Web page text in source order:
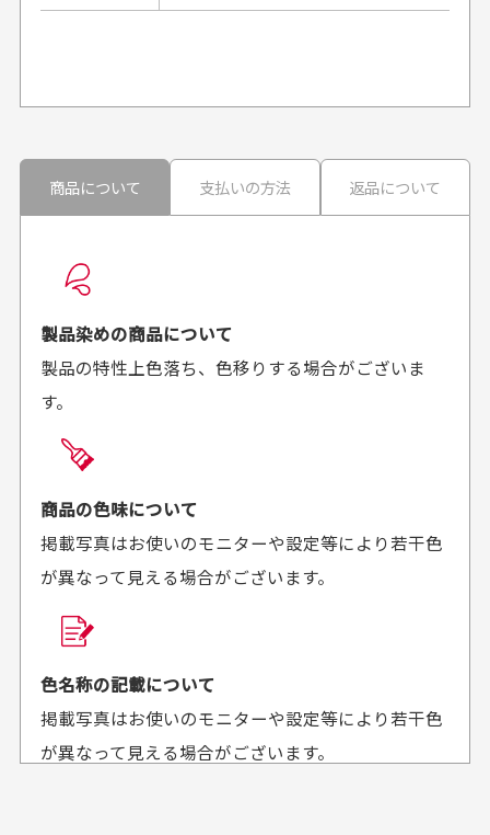
30代男性
良かった！
がとうございます。丁寧
に梱包されていて、商品
の状態も良好でした。気
があればよろしくお願い
30代男性
来ました。またお願いし
セールかつポイント
も使えて、お得に購
入出来ました
セールかつポイントも使
おります
欲しかったスカートが購
お届け希望日時をご指定頂けます。
ご注文時にご指定下さい。
商品の受け渡しは、ゆうパックでの配送のみとさせて
頂いております。
商品購入からどれくらいで発送してもらえます
か？
平日午前9時までのご注文で最短当日発送させて頂いて
おります。
せて頂いております。
商品について 支払いの方法 返品について
製品染めの商品について
製品の特性上色落ち、色移りする場合がございま
す。
商品の色味について
掲載写真はお使いのモニターや設定等により若干色
が異なって見える場合がございます。
色名称の記載について
掲載写真はお使いのモニターや設定等により若干色
が異なって見える場合がございます。